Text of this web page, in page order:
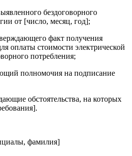
бездоговорного
от [число, месяц, год];
факт получения
оплаты стоимости электрической
потребления;
полномочия на подписание
обстоятельства, на которых
фамилия]